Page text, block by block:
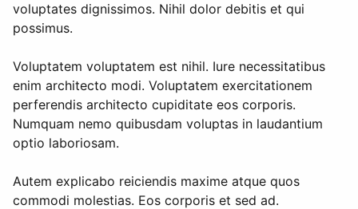
voluptates dignissimos. Nihil dolor debitis et qui
possimus.
Voluptatem voluptatem est nihil. Iure necessitatibus
enim architecto modi. Voluptatem exercitationem
perferendis architecto cupiditate eos corporis.
Numquam nemo quibusdam voluptas in laudantium
optio laboriosam.
Autem explicabo reiciendis maxime atque quos
commodi molestias. Eos corporis et sed ad.